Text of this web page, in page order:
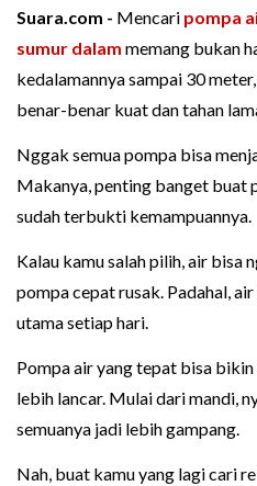
Suara.com - Mencari pompa
sumur dalam memang bukan
kedalamannya sampai 30
benar-benar kuat dan tahan
Nggak semua pompa bisa
Makanya, penting banget buat
sudah terbukti kemampuannya.
Kalau kamu salah pilih, air bisa
pompa cepat rusak. Padahal,
utama setiap hari.
Pompa air yang tepat bisa
lebih lancar. Mulai dari mandi,
semuanya jadi lebih gampang.
Nah, buat kamu yang lagi cari